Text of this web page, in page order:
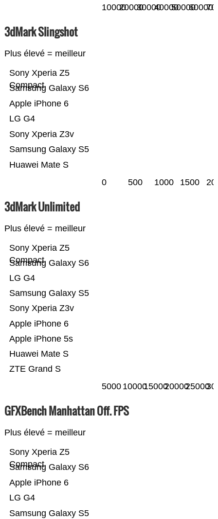
100002000030000400005000060000
3dMark Slingshot
Plus élevé = meilleur
Huawei Mate S
Samsung Galaxy S5
Sony Xperia Z3v
LG G4
Apple iPhone 6
Samsung Galaxy S6
Sony Xperia Z5
Compact
0 500 1000 1500
3dMark Unlimited
Plus élevé = meilleur
ZTE Grand S
Huawei Mate S
Apple iPhone 5s
Apple iPhone 6
Sony Xperia Z3v
Samsung Galaxy S5
LG G4
Samsung Galaxy S6
Sony Xperia Z5
Compact
5000 10000150002000025000
GFXBench Manhattan Off. FPS
Plus élevé = meilleur
Samsung Galaxy S5
LG G4
Apple iPhone 6
Samsung Galaxy S6
Sony Xperia Z5
Compact